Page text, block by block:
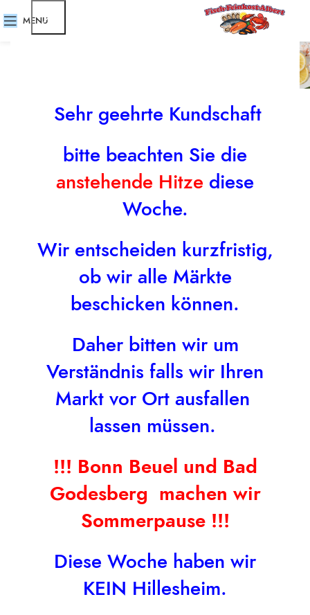
Sehr geehrte Kundschaft
bitte beachten Sie die
anstehende Hitze diese
Woche.
Wir entscheiden kurzfristig,
ob wir alle Märkte
beschicken können.
Daher bitten wir um
Verständnis falls wir Ihren
Markt vor Ort ausfallen
lassen müssen.
!!! Bonn Beuel und Bad
Godesberg machen wir
Sommerpause !!!
Diese Woche haben wir
KEIN Hillesheim.
MENU
Makrelenfilet Natur
Makrelenfilet Pfeffer